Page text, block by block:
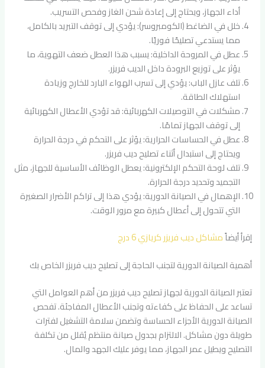
أداء الجهاز، ويحتاج إلى إعادة شحن الغاز وفحص التسريب.
خلل في الضاغط (الكومبروسر): يؤدي إلى توقف التبريد بالكامل،
مما يستدعي تصليحًا فوريًا.
عطل في المروحة الداخلية: يسبب هذا العطل ضعف التهوية، ما
يؤثر على توزيع البرودة داخل الديب فريزر.
تلف عازل الباب: يؤدي إلى تسرب الهواء البارد للخارج وزيادة
استهلاك الطاقة.
مشكلات في التوصيلات الكهربائية: قد تؤدي الأعطال الكهربائية
إلى توقف الجهاز تمامًا.
عطل في الحساسات الحرارية: يؤثر على التحكم في درجة الحرارة
ويحتاج إلى استبدال أثناء تصليح ديب فريزر.
تلف لوحة التحكم الإلكترونية: يعطل الوظائف الأساسية للجهاز، مثل
التجميد وتحديد درجة الحرارة.
الإهمال في الصيانة الدورية: يؤدي هذا إلى تراكم الأضرار الصغيرة
التي تتحول إلى أعطال كبيرة مع مرور الوقت.
إقرأ أيضاًمشاكل ديب فريزر كريازي 6 درج
أهمية الصيانة الدورية لتجنب الحاجة إلى تصليح ديب فريزر الخاص بك
تعتبر الصيانة الدورية لجهاز تصليح ديب فريزر من أهم العوامل التي
تساعد على الحفاظ على كفاءته وتجنب الأعطال المفاجئة. تفحص
الصيانة الدورية الأجزاء الحساسة وتضمن سلامة التشغيل لفترات
طويلة دون مشاكل. الالتزام بجدول صيانة منتظم يُقلل من تكلفة
التصليح ويطيل عمر الجهاز، مما يوفر عليك الجهد والمال.